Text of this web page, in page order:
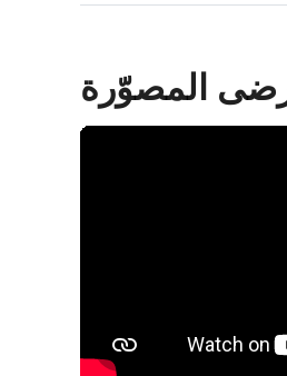
المصوّرة